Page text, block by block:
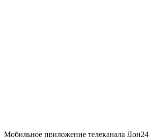
Мобильное приложение телеканала Дон24